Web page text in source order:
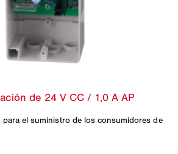
para el suministro de los consumidores de